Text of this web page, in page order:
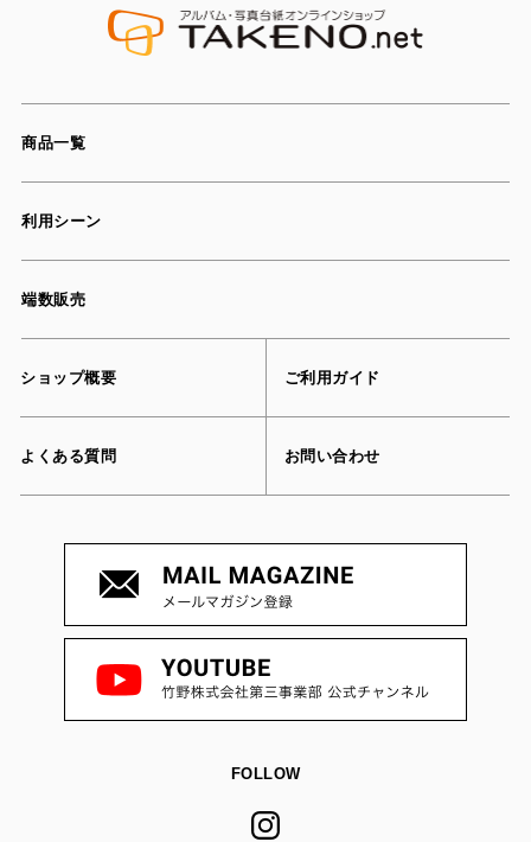
商品一覧
利用シーン
端数販売
ショップ概要 ご利用ガイド
よくある質問 お問い合わせ
FOLLOW